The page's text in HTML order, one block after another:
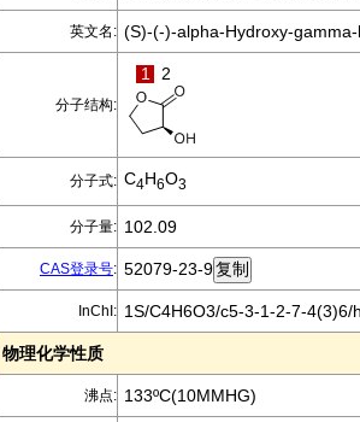
英文名: (S)-(-)-alpha-Hydroxy-
分子结构:
1 2
分子式: C4H6O3
分子量: 102.09
CAS登录号: 52079-23-9
InChI: 1S/C4H6O3/c5-3-1-2-7-4(3)6/
物理化学性质
沸点: 133ºC(10MMHG)